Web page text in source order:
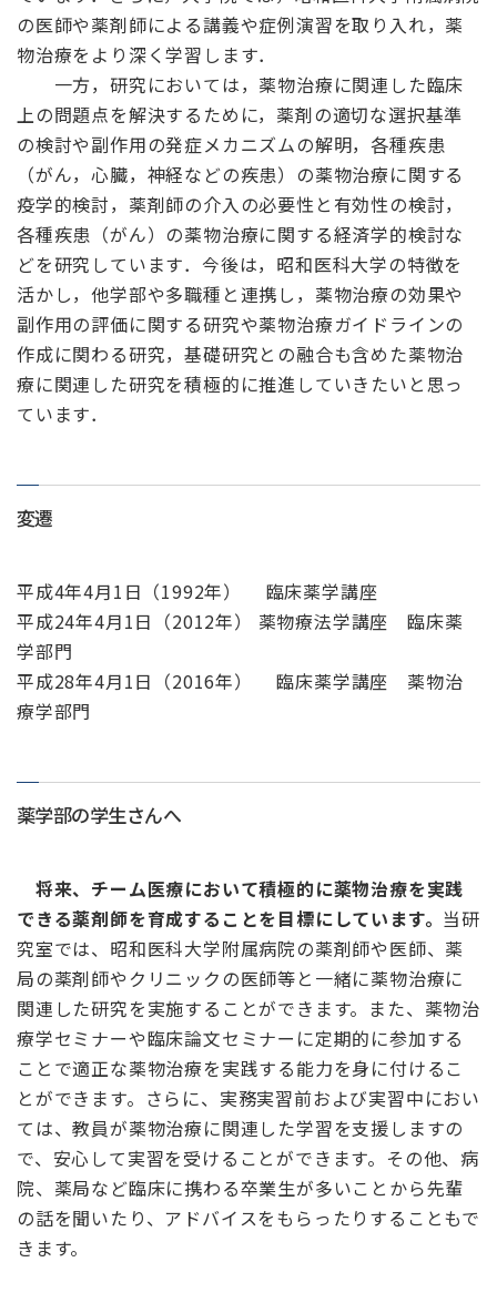
の医師や薬剤師による講義や症例演習を取り入れ，薬
物治療をより深く学習します．
一方，研究においては，薬物治療に関連した臨床
上の問題点を解決するために，薬剤の適切な選択基準
の検討や副作用の発症メカニズムの解明，各種疾患
（がん，心臓，神経などの疾患）の薬物治療に関する
疫学的検討，薬剤師の介入の必要性と有効性の検討，
各種疾患（がん）の薬物治療に関する経済学的検討な
どを研究しています．今後は，昭和医科大学の特徴を
活かし，他学部や多職種と連携し，薬物治療の効果や
副作用の評価に関する研究や薬物治療ガイドラインの
作成に関わる研究，基礎研究との融合も含めた薬物治
療に関連した研究を積極的に推進していきたいと思っ
ています．
変遷
平成4年4月1日（1992年） 臨床薬学講座
平成24年4月1日（2012年） 薬物療法学講座 臨床薬
学部門
平成28年4月1日（2016年） 臨床薬学講座 薬物治
療学部門
薬学部の学生さんへ
将来、チーム医療において積極的に薬物治療を実践
できる薬剤師を育成することを目標にしています。 当研
究室では、昭和医科大学附属病院の薬剤師や医師、薬
局の薬剤師やクリニックの医師等と一緒に薬物治療に
関連した研究を実施することができます。また、薬物治
療学セミナーや臨床論文セミナーに定期的に参加する
ことで適正な薬物治療を実践する能力を身に付けるこ
とができます。さらに、実務実習前および実習中におい
ては、教員が薬物治療に関連した学習を支援しますの
で、安心して実習を受けることができます。その他、病
院、薬局など臨床に携わる卒業生が多いことから先輩
の話を聞いたり、アドバイスをもらったりすることもで
きます。